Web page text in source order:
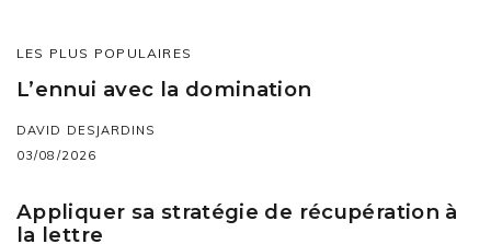
LES PLUS POPULAIRES
L’ennui avec la domination
DAVID DESJARDINS
03/08/2026
Appliquer sa stratégie de récupération à
la lettre